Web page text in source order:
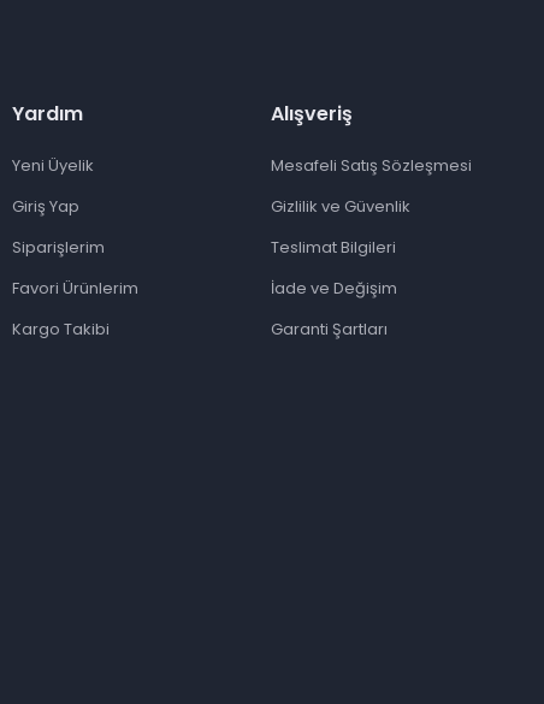
Yardım
Yeni Üyelik
Giriş Yap
Siparişlerim
Favori Ürünlerim
Kargo Takibi
Alışveriş
Mesafeli Satış Sözleşmesi
Gizlilik ve Güvenlik
Teslimat Bilgileri
İade ve Değişim
Garanti Şartları